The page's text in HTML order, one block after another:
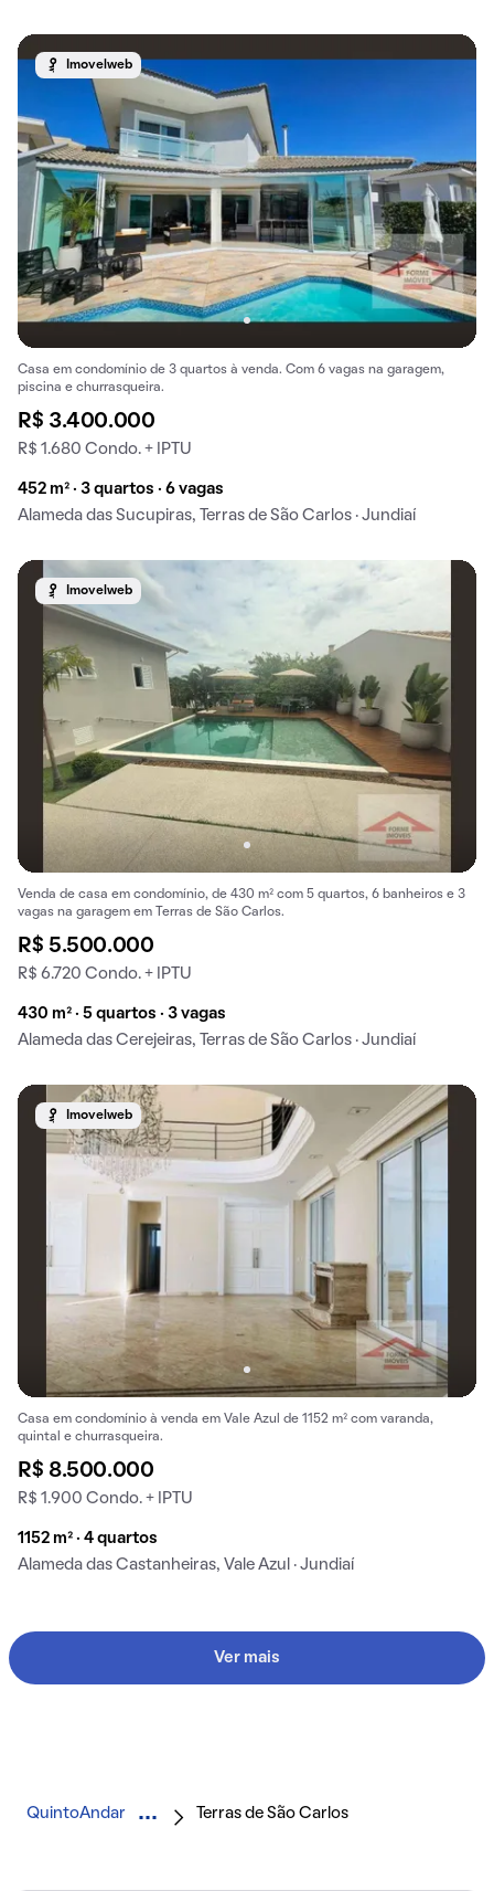
Imovelweb
Casa em condomínio de 3 quartos à venda. Com 6 vagas na garagem,
piscina e churrasqueira.
R$ 3.400.000
R$ 1.680 Condo. + IPTU
452 m² · 3 quartos · 6 vagas
Alameda das Sucupiras, Terras de São Carlos · Jundiaí
Imovelweb
Venda de casa em condomínio, de 430 m² com 5 quartos, 6 banheiros e 3
vagas na garagem em Terras de São Carlos.
R$ 5.500.000
R$ 6.720 Condo. + IPTU
430 m² · 5 quartos · 3 vagas
Alameda das Cerejeiras, Terras de São Carlos · Jundiaí
Imovelweb
Casa em condomínio à venda em Vale Azul de 1152 m² com varanda,
quintal e churrasqueira.
R$ 8.500.000
R$ 1.900 Condo. + IPTU
1152 m² · 4 quartos
Alameda das Castanheiras, Vale Azul · Jundiaí
Ver mais
QuintoAndar Terras de São Carlos